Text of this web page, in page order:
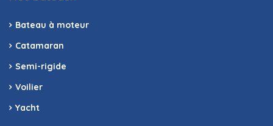
Bateau à moteur
Catamaran
Semi-rigide
Voilier
Yacht